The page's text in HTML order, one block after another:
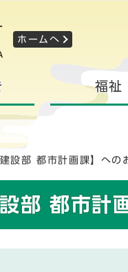
ホームへ
福祉
建設部 都市計画課】への
設部 都市計